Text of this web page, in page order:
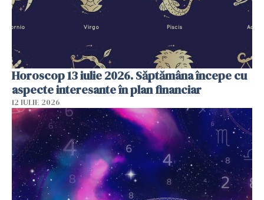
Horoscop 13 iulie 2026. Săptămâna începe cu
aspecte interesante în plan financiar
12 IULIE 2026